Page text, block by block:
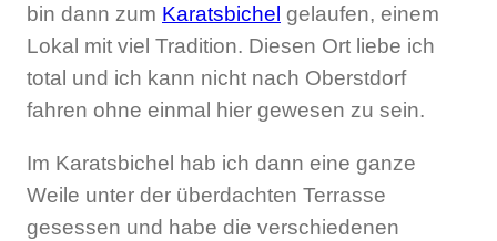
bin dann zum Karatsbichel gelaufen, einem
Lokal mit viel Tradition. Diesen Ort liebe ich
total und ich kann nicht nach Oberstdorf
fahren ohne einmal hier gewesen zu sein.
Im Karatsbichel hab ich dann eine ganze
Weile unter der überdachten Terrasse
gesessen und habe die verschiedenen